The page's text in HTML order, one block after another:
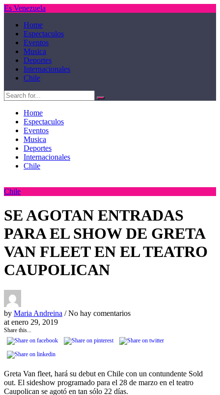
Es Venezuela
Home
Espectaculos
Eventos
Musica
Deportes
Internacionales
Chile
Home
Espectaculos
Eventos
Musica
Deportes
Internacionales
Chile
Chile
SE AGOTAN ENTRADAS
PARA EL SHOW DE GRETA
VAN FLEET EN EL TEATRO
CAUPOLICAN
by Maria Andreina / No hay comentarios
at enero 29, 2019
Share this...
Greta Van fleet, hará su debut en Chile con un contundente Sold
out. El sideshow programado para el 28 de marzo en el teatro
Caupolican se agotó en tan sólo 22 días.